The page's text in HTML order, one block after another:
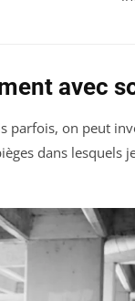
avec
parfois, on peut
dans lesquels